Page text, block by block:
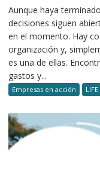
Aunque haya
decisiones siguen
en el momento. Hay
organización y,
es una de ellas.
gastos y...
Empresas en acción LIFE